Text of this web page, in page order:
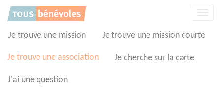
Je trouve une mission Je trouve une mission courte
Je trouve une association Je cherche sur la carte
J'ai une question
Panneau de gestion des cookies